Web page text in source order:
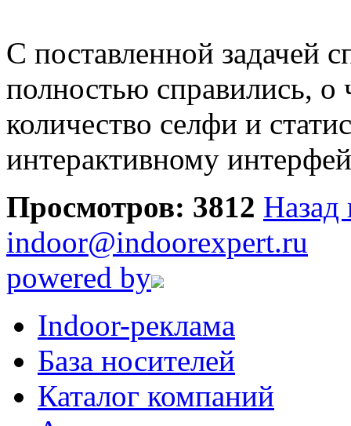
С поставленной задачей
полностью справились, о
количество селфи и
интерактивному
Просмотров: 3812 Назад
indoor@indoorexpert.ru
powered by
Indoor-реклама
База носителей
Каталог компаний